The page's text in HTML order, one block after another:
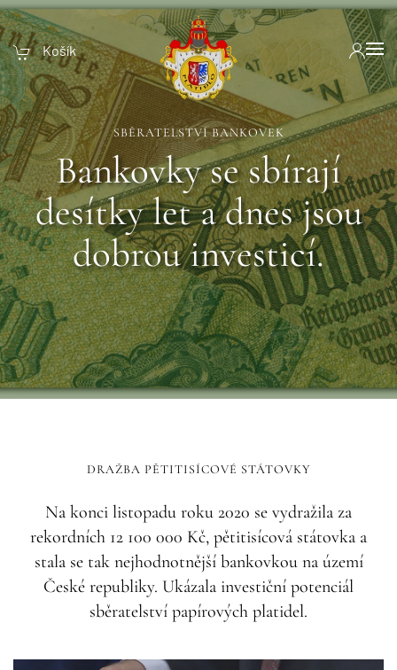
Košík
SBĚRATELSTVÍ BANKOVEK
Bankovky se sbírají
desítky let a dnes jsou
dobrou investicí.
DRAŽBA PĚTITISÍCOVÉ STÁTOVKY
Na konci listopadu roku 2020 se vydražila za
rekordních 12 100 000 Kč, pětitisícová státovka a
stala se tak nejhodnotnější bankovkou na území
České republiky. Ukázala investiční potenciál
sběratelství papírových platidel.